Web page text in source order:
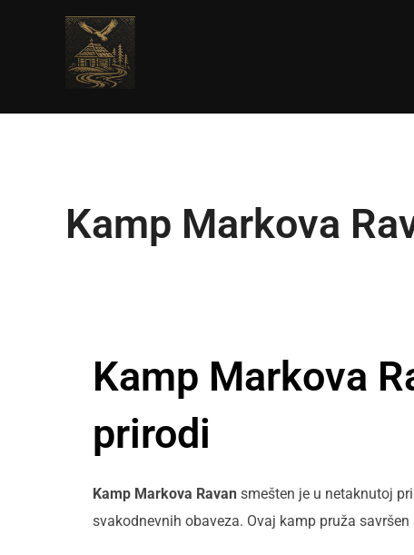
Kamp Markova
Kamp Markova
prirodi
Kamp Markova Ravan smešten je u netaknutoj
svakodnevnih obaveza. Ovaj kamp pruža savršen